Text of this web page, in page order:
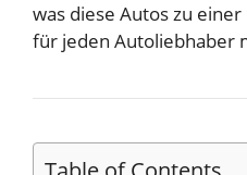
was diese Autos zu
für jeden Autoliebhaber